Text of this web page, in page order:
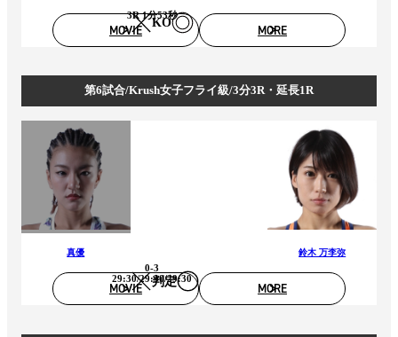
KO
3R 1分53秒
MOVIE MORE
第6試合/Krush女子フライ級/3分3R・延長1R
真優
判定
0-3
29:30/29:30/29:30
鈴木 万李弥
MOVIE MORE